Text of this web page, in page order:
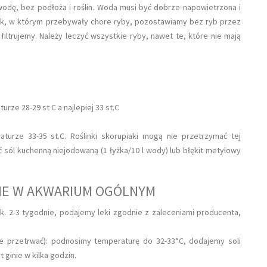
bez podłoża i roślin. Woda musi być dobrze napowietrzona i
w którym przebywały chore ryby, pozostawiamy bez ryb przez
Należy leczyć wszystkie ryby, nawet te, które nie mają
28-29 st C a najlepiej 33 st.C
33-35 st.C. Roślinki skorupiaki mogą nie przetrzymać tej
kuchenną niejodowaną (1 łyżka/10 l wody) lub błękit metylowy
W AKWARIUM OGÓLNYM
2-3 tygodnie, podajemy leki zgodnie z zaleceniami producenta,
przetrwać): podnosimy temperaturę do 32-33*C, dodajemy soli
ginie w kilka godzin.